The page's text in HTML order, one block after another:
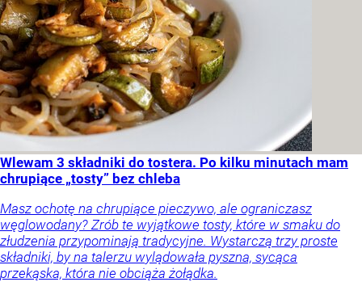
Wlewam 3 składniki do tostera. Po kilku minutach mam
chrupiące „tosty” bez chleba
Masz ochotę na chrupiące pieczywo, ale ograniczasz
węglowodany? Zrób te wyjątkowe tosty, które w smaku do
złudzenia przypominają tradycyjne. Wystarczą trzy proste
składniki, by na talerzu wylądowała pyszna, sycąca
przekąska, która nie obciąża żołądka.